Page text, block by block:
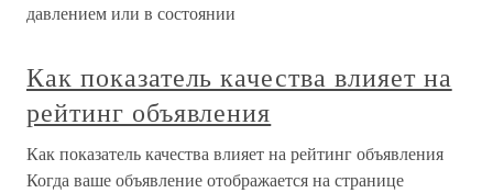
давлением или в состоянии
Как показатель качества влияет на
рейтинг объявления
Как показатель качества влияет на рейтинг объявления
Когда ваше объявление отображается на странице